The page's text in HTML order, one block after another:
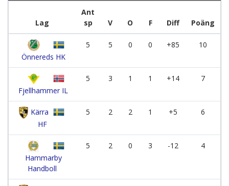
Lag
Ant
sp
V O F Diff Poäng
Önnereds HK
5 5 0 0 +85 10
Fjellhammer IL
5 3 1 1 +14 7
Kärra
HF
5 2 2 1 +5 6
Hammarby
Handboll
5 2 0 3 -12 4